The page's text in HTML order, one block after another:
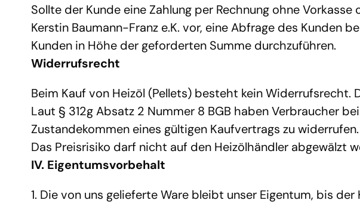
Sollte der Kunde eine Zahlung per Rechnung ohne
Kerstin Baumann-Franz e.K. vor, eine Abfrage des
Kunden in Höhe der geforderten Summe durchzuführen.
Widerrufsrecht
Beim Kauf von Heizöl (Pellets) besteht kein Widerrufsrecht.
Laut § 312g Absatz 2 Nummer 8 BGB haben Verbraucher
Zustandekommen eines gültigen Kaufvertrags zu widerrufen.
Das Preisrisiko darf nicht auf den Heizölhändler abgewälzt
IV. Eigentumsvorbehalt
1. Die von uns gelieferte Ware bleibt unser Eigentum, bis